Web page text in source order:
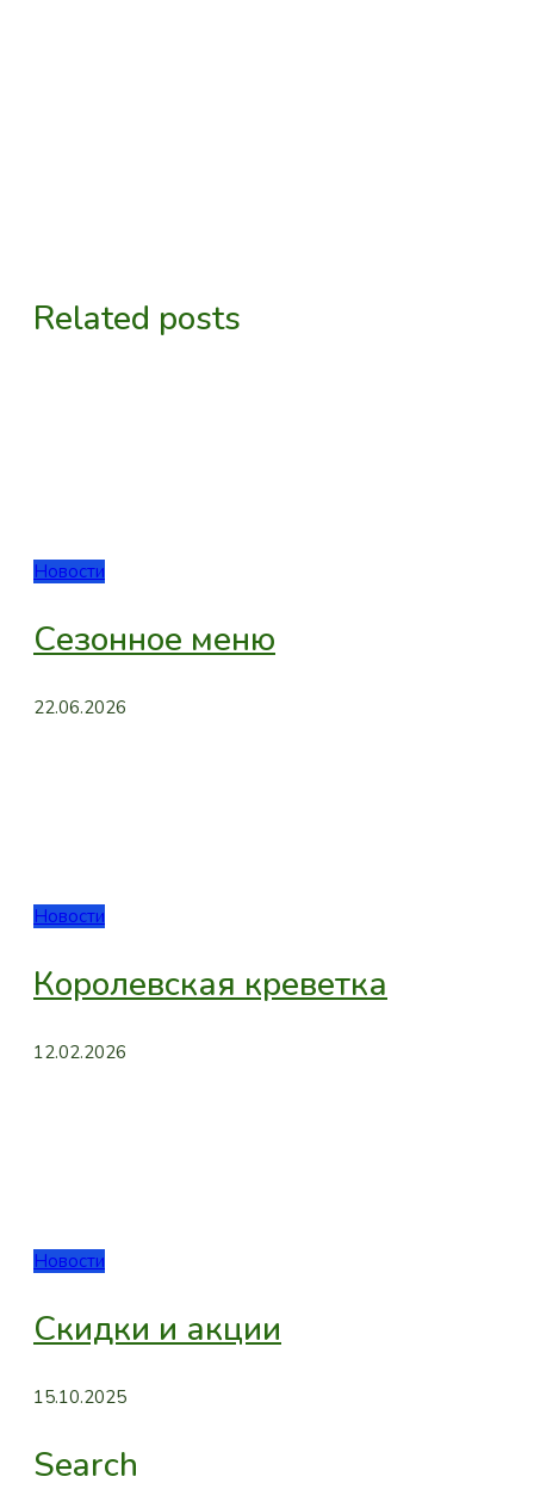
Related posts
Новости
Сезонное меню
22.06.2026
Новости
Королевская креветка
12.02.2026
Новости
Скидки и акции
15.10.2025
Search